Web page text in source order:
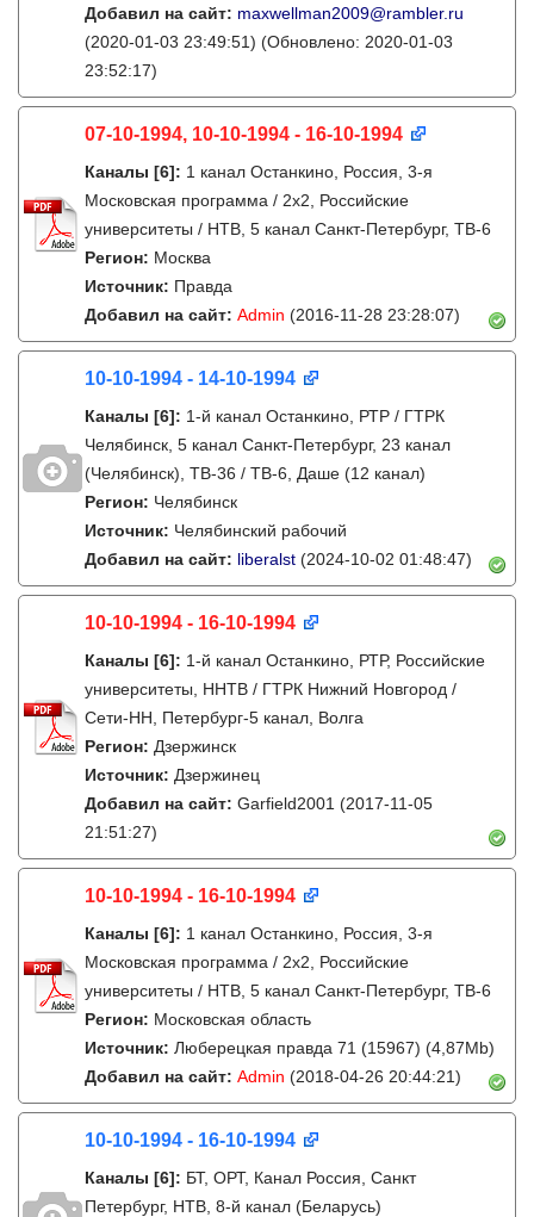
Добавил на сайт: maxwellman2009@rambler.ru
(2020-01-03 23:49:51) (Обновлено: 2020-01-03
23:52:17)
07-10-1994, 10-10-1994 - 16-10-1994
Каналы [6]: 1 канал Останкино, Россия, 3-я
Московская программа / 2x2, Российские
университеты / НТВ, 5 канал Санкт-Петербург, ТВ-6
Регион: Москва
Источник: Правда
Добавил на сайт: Admin (2016-11-28 23:28:07)
10-10-1994 - 14-10-1994
Каналы [6]: 1-й канал Останкино, РТР / ГТРК
Челябинск, 5 канал Санкт-Петербург, 23 канал
(Челябинск), ТВ-36 / ТВ-6, Даше (12 канал)
Регион: Челябинск
Источник: Челябинский рабочий
Добавил на сайт: liberalst (2024-10-02 01:48:47)
10-10-1994 - 16-10-1994
Каналы [6]: 1-й канал Останкино, РТР, Российские
университеты, ННТВ / ГТРК Нижний Новгород /
Сети-НН, Петербург-5 канал, Волга
Регион: Дзержинск
Источник: Дзержинец
Добавил на сайт: Garfield2001 (2017-11-05
21:51:27)
10-10-1994 - 16-10-1994
Каналы [6]: 1 канал Останкино, Россия, 3-я
Московская программа / 2x2, Российские
университеты / НТВ, 5 канал Санкт-Петербург, ТВ-6
Регион: Московская область
Источник: Люберецкая правда 71 (15967) (4,87Mb)
Добавил на сайт: Admin (2018-04-26 20:44:21)
10-10-1994 - 16-10-1994
Каналы [6]: БТ, ОРТ, Канал Россия, Санкт
Петербург, НТВ, 8-й канал (Беларусь)